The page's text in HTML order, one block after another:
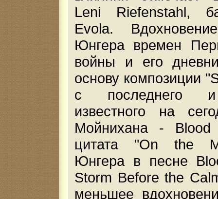
Leni Riefenstahl,
Evola.
Юнгера времен
войны и его
основу композиции
с последнего
известного на
Мойнихана -
цитата "On the
Юнгера в песне
Storm Before the
меньшее